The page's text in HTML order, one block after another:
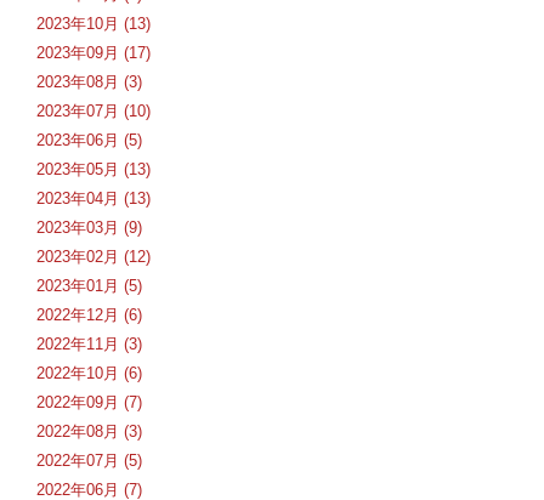
2023年10月 (13)
2023年09月 (17)
2023年08月 (3)
2023年07月 (10)
2023年06月 (5)
2023年05月 (13)
2023年04月 (13)
2023年03月 (9)
2023年02月 (12)
2023年01月 (5)
2022年12月 (6)
2022年11月 (3)
2022年10月 (6)
2022年09月 (7)
2022年08月 (3)
2022年07月 (5)
2022年06月 (7)